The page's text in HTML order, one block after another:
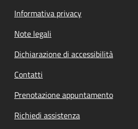
Informativa privacy
Note legali
Dichiarazione di accessibilità
Contatti
Prenotazione appuntamento
Richiedi assistenza